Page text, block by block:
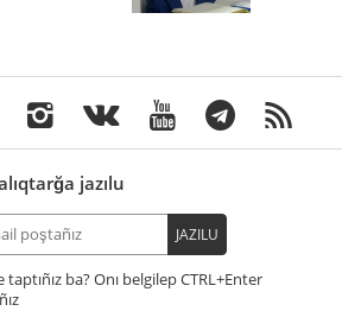
jazılu
JAZILU
taptıñız ba? Onı belgilep
+Enter